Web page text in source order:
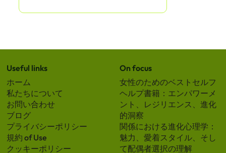
Useful links
ホーム
私たちについて
お問い合わせ
ブログ
プライバシーポリシー
規約 of Use
クッキーポリシー
On focus
女性のためのベストセルフ
ヘルプ書籍：エンパワーメ
ント、レジリエンス、進化
的洞察
関係における進化心理学：
魅力、愛着スタイル、そし
て配偶者選択の理解